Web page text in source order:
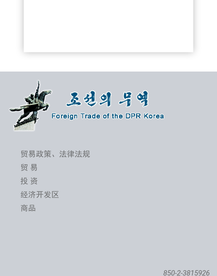
贸易政策、法律法规
贸 易
投 资
经济开发区
商品
850-2-3815926